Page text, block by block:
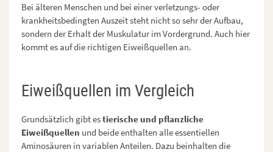
Bei älteren Menschen und bei einer verletzungs- oder
krankheitsbedingten Auszeit steht nicht so sehr der Aufbau,
sondern der Erhalt der Muskulatur im Vordergrund. Auch hier
kommt es auf die richtigen Eiweißquellen an.
Eiweißquellen im Vergleich
Grundsätzlich gibt estierische und pflanzliche
Eiweißquellen und beide enthalten alle essentiellen
Aminosäuren in variablen Anteilen. Dazu beinhalten die